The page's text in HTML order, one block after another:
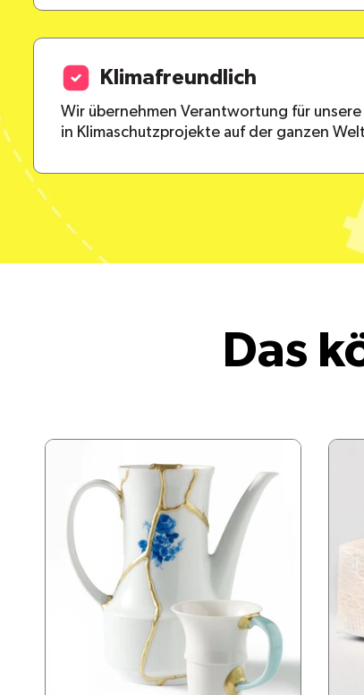
Klimafreundlich
Wir übernehmen Verantwortung für
in Klimaschutzprojekte auf der ganzen
Das